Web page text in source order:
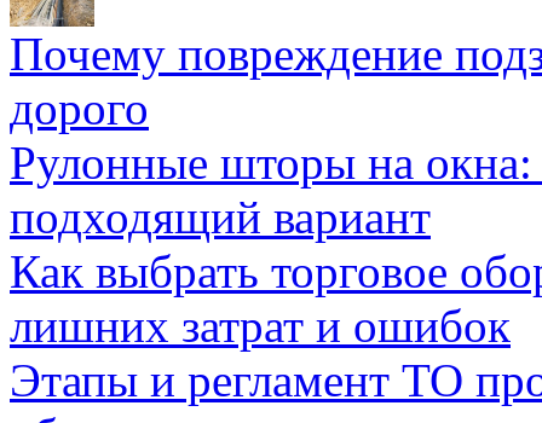
Почему повреждение
дорого
Рулонные шторы на
подходящий вариант
Как выбрать торговое
лишних затрат и ошибок
Этапы и регламент ТО